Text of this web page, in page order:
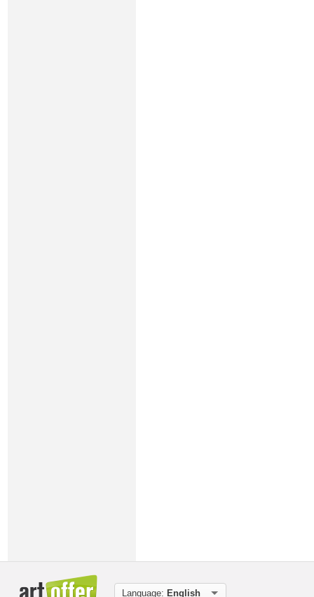
Language: English